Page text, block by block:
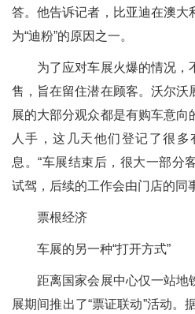
答。他告诉记者，比亚迪在澳大
为“迪粉”的原因之一。
为了应对车展火爆的情况，
售，旨在留住潜在顾客。沃尔沃
展的大部分观众都是有购车意
人手，这几天他们登记了很
息。“车展结束后，很大一部分
试驾，后续的工作会由门店的同
票根经济
车展的另一种“打开方式”
距离国家会展中心仅一站地
展期间推出了“票证联动”活动。